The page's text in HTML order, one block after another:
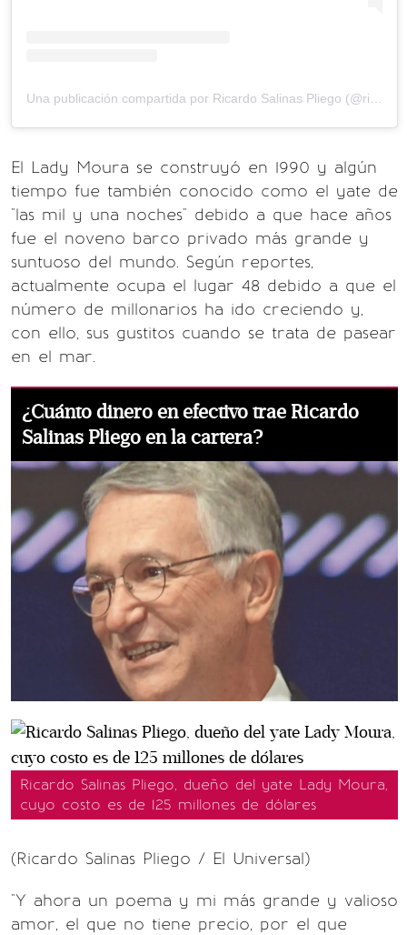
El Lady Moura se construyó en 1990 y algún
tiempo fue también conocido como el yate de
"las mil y una noches" debido a que hace años
fue el noveno barco privado más grande y
suntuoso del mundo. Según reportes,
actualmente ocupa el lugar 48 debido a que el
número de millonarios ha ido creciendo y,
con ello, sus gustitos cuando se trata de pasear
en el mar.
¿Cuánto dinero en efectivo trae Ricardo
Salinas Pliego en la cartera?
Ricardo Salinas Pliego, dueño del yate Lady Moura,
cuyo costo es de 125 millones de dólares
(Ricardo Salinas Pliego / El Universal)
"Y ahora un poema y mi más grande y valioso
amor, el que no tiene precio, por el que